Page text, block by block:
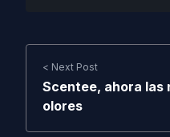
< Next Post
Scentee, ahora
olores